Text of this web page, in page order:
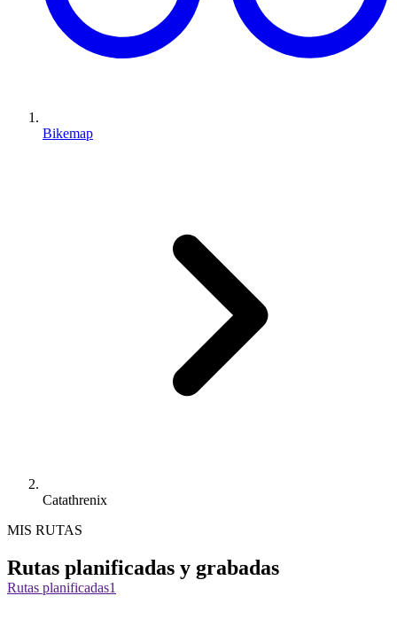
Bikemap
Catathrenix
MIS RUTAS
Rutas planificadas y grabadas
Rutas planificadas1